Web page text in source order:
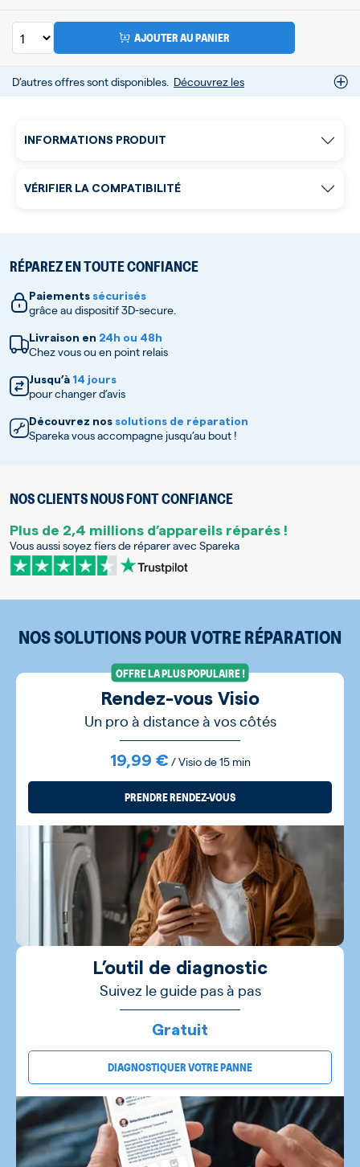
AJOUTER AU PANIER
D’autres offres sont disponibles. Découvrez les
INFORMATIONS PRODUIT
RÉPAREZ EN TOUTE CONFIANCE
Paiements sécurisés
grâce au dispositif 3D-secure.
Livraison en 24h ou 48h
Chez vous ou en point relais
Jusqu’à 14 jours
pour changer d’avis
Découvrez nos solutions de réparation
Spareka vous accompagne jusqu’au bout !
NOS CLIENTS NOUS FONT CONFIANCE
Plus de 2,4 millions d’appareils réparés !
Vous aussi soyez fiers de réparer avec Spareka
VÉRIFIER LA COMPATIBILITÉ
NOS SOLUTIONS POUR VOTRE RÉPARATION
OFFRE LA PLUS POPULAIRE !
Rendez-vous Visio
Un pro à distance à vos côtés
19,99 € / Visio de 15 min
PRENDRE RENDEZ-VOUS
L’outil de diagnostic
Suivez le guide pas à pas
Gratuit
DIAGNOSTIQUER VOTRE PANNE